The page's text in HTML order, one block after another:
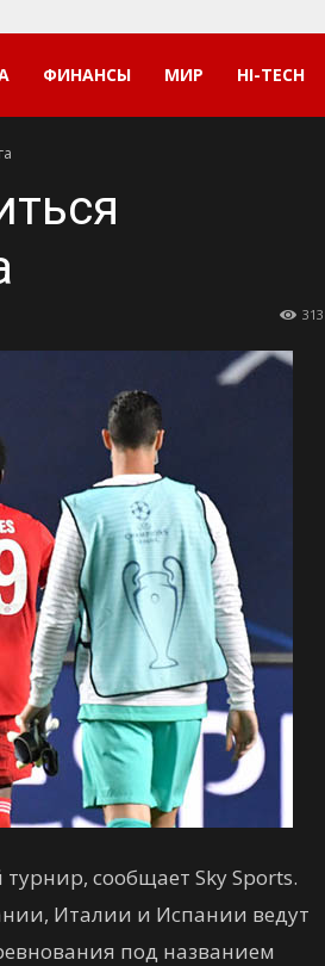
ФИНАНСЫ МИР HI-TECH
313
сообщает Sky Sports.
Италии и Испании ведут
под названием